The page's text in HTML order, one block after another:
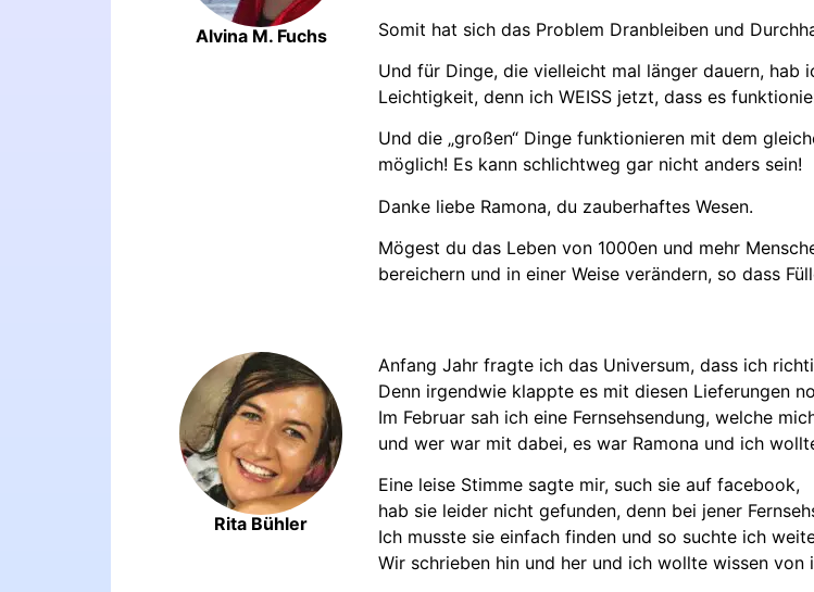
Alvina M. Fuchs
Somit hat sich das Problem Dranbleiben und
Und für Dinge, die vielleicht mal länger dauern, hab
Leichtigkeit, denn ich WEISS jetzt, dass es
Und die „großen“ Dinge funktionieren mit dem
möglich! Es kann schlichtweg gar nicht anders sein!
Danke liebe Ramona, du zauberhaftes Wesen.
Mögest du das Leben von 1000en und mehr
bereichern und in einer Weise verändern, so dass
Rita Bühler
Anfang Jahr fragte ich das Universum, dass ich
Denn irgendwie klappte es mit diesen Lieferungen
Im Februar sah ich eine Fernsehsendung, welche
und wer war mit dabei, es war Ramona und ich
Eine leise Stimme sagte mir, such sie auf facebook,
hab sie leider nicht gefunden, denn bei jener
Ich musste sie einfach finden und so suchte ich
Wir schrieben hin und her und ich wollte wissen von